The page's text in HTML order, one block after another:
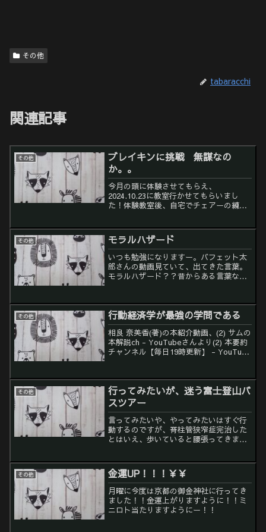
その他
tabaracchi
関連記事
その他
ブレイキンに挑戦 無謀なの
か。。
今月の頭に体験させてもらえ、
2024.10.23に教室行かせてもらいまし
た！体験教室後、自宅でチェアーの練習
すが、めちゃくちゃ難しい！！打ち身痛
い！！全身筋肉痛！！...
その他 モラルハザード
いつも勉強になりますー。バフェット太
郎さんの動画見ていて、出てきた言葉。
モラルハザード？？昔からある言葉なん
だと思いました！！納得ーーーー！！と
は言え、私の会社、今回のボ...
その他 行動経済学が最強の学問である
相良 奈美香(著)の本紹介動画、(2) サムの
本解説ch - YouTubeさんより(2) 本要約
チャンネル【毎日19時更新】 - YouTube
よて詳し...
その他
行ってみたいが、迷う富士登山バ
スツアー
言ってみたいや、やってみたいはすぐ行
動するのですが、脊柱管狭窄症完治した
とはいえ、歩いていると腰張ってきま
した。「道具はレンタルで行けたよ」
「けど寒いから防寒は必要」ツ...
その他 金運UP！！！￥￥
月曜に今度は京都の御金神社に行ってき
ました！！金運上がりますように！！ミ
ニロト当たりますようにー！！